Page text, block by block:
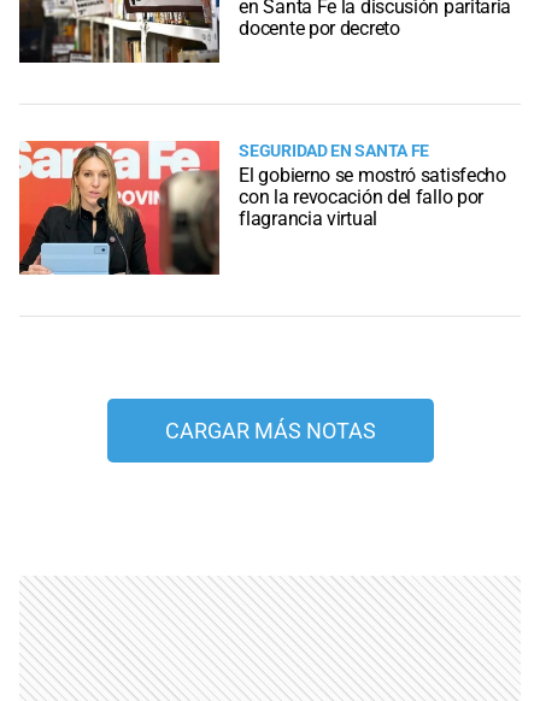
en Santa Fe la discusión paritaria
docente por decreto
SEGURIDAD EN SANTA FE
El gobierno se mostró satisfecho
con la revocación del fallo por
flagrancia virtual
CARGAR MÁS NOTAS